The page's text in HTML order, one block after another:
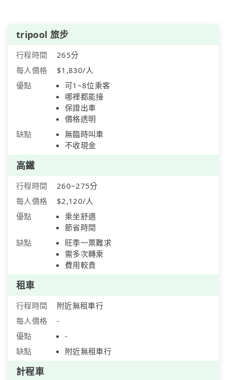
tripool 旅步
行程時間
265分
每人價格
$1,830/人
優點
可1~8位乘客
哪裡都能接
保證出車
價格透明
缺點
無臨時叫車
不收現金
高鐵
行程時間
260~275分
每人價格
$2,120/人
優點
乘坐舒適
節省時間
缺點
旺季一票難求
需多次轉乘
費用較貴
租車
行程時間
附近無租車行
每人價格
-
優點
-
缺點
附近無租車行
計程車